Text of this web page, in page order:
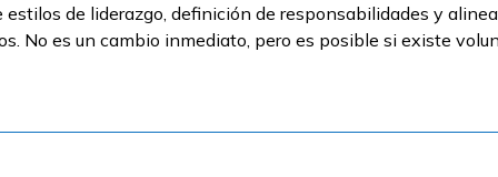
estilos de liderazgo, definición de responsabilidades y
No es un cambio inmediato, pero es posible si existe